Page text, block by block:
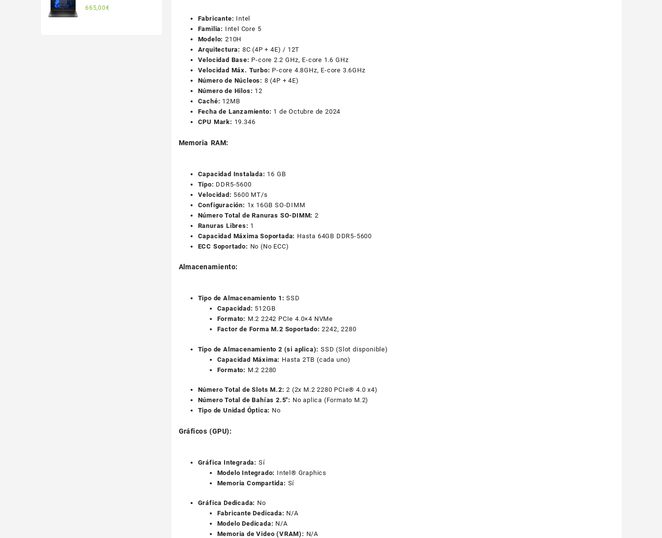
Fabricante: Intel
Familia: Intel Core 5
Modelo: 210H
Arquitectura: 8C (4P + 4E) / 12T
Velocidad Base: P-core 2.2 GHz, E-core 1.6 GHz
Velocidad Máx. Turbo: P-core 4.8GHz, E-core 3.6GHz
Número de Núcleos: 8 (4P + 4E)
Número de Hilos: 12
Caché: 12MB
Fecha de Lanzamiento: 1 de Octubre de 2024
CPU Mark: 19.346
Memoria RAM:
Capacidad Instalada: 16 GB
Tipo: DDR5-5600
Velocidad: 5600 MT/s
Configuración: 1x 16GB SO-DIMM
Número Total de Ranuras SO-DIMM: 2
Ranuras Libres: 1
Capacidad Máxima Soportada: Hasta 64GB DDR5-5600
ECC Soportado: No (No ECC)
Almacenamiento:
Tipo de Almacenamiento 1: SSD
Capacidad: 512GB
Formato: M.2 2242 PCIe 4.0×4 NVMe
Factor de Forma M.2 Soportado: 2242, 2280
Tipo de Almacenamiento 2 (si aplica): SSD (Slot disponible)
Capacidad Máxima: Hasta 2TB (cada uno)
Formato: M.2 2280
Número Total de Slots M.2: 2 (2x M.2 2280 PCIe® 4.0 x4)
Número Total de Bahías 2.5″: No aplica (Formato M.2)
Tipo de Unidad Óptica: No
Gráficos (GPU):
Gráfica Integrada: Sí
Modelo Integrado: Intel® Graphics
Memoria Compartida: Sí
Gráfica Dedicada: No
Fabricante Dedicada: N/A
Modelo Dedicada: N/A
Memoria de Video (VRAM): N/A
B3AE9AT
665,00€